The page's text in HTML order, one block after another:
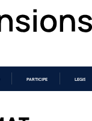
PARTICIPE